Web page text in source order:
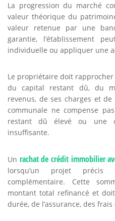
La progression du marché
valeur théorique du
valeur retenue par une
garantie, l’établissement
individuelle ou appliquer une
Le propriétaire doit
du capital restant dû, du
revenus, de ses charges et
communale ne compense
restant dû élevé ou une
insuffisante.
Un rachat de crédit immobilier
lorsqu’un projet précis
complémentaire. Cette
montant total refinancé et
durée, de l’assurance, des